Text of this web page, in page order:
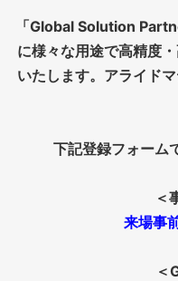
「Global Solution
に様々な用途で高精度
いたします。アライド
下記登録フォーム
＜
来場事
＜